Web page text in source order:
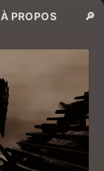
À PROPOS 🔎